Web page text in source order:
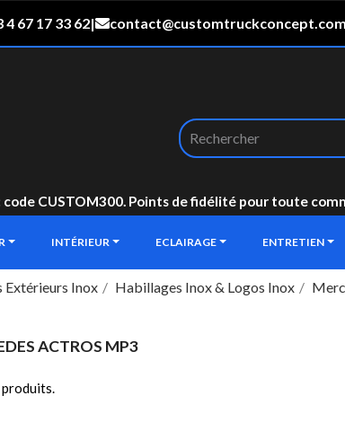
4 67 17 33 62| contact@customtruckconcept.com
code CUSTOM300. Points de fidélité pour toute
INTÉRIEUR ECLAIRAGE ENTRETIEN
Extérieurs Inox Habillages Inox & Logos Inox
ACTROS MP3